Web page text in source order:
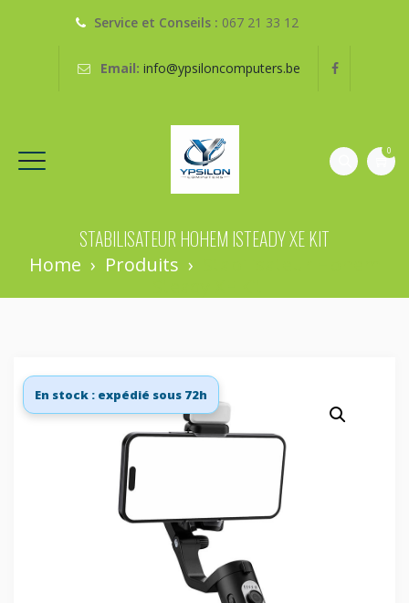
Service et Conseils : 067 21 33 12
Email: info@ypsiloncomputers.be
0
STABILISATEUR HOHEM ISTEADY XE KIT
Home › Produits ›
En stock : expédié sous 72h